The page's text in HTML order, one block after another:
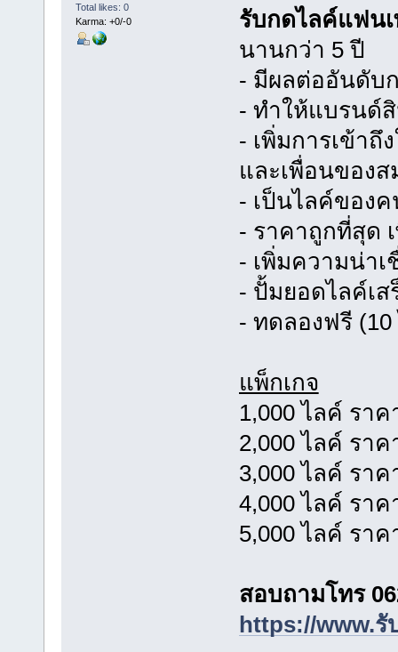
Total likes: 0
Karma: +0/-0
รับกดไลค์แฟน
นานกว่า 5 ปี
- มีผลต่ออันดับ
- ทำให้แบรนด์
- เพิ่มการเข้าถึ
และเพื่อนของ
- เป็นไลค์ของ
- ราคาถูกที่สุด
- เพิ่มความน่า
- ปั้มยอดไลค์เส
- ทดลองฟรี (10
แพ็กเกจ
1,000 ไลค์ รา
2,000 ไลค์ รา
3,000 ไลค์ รา
4,000 ไลค์ รา
5,000 ไลค์ รา
สอบถามโทร
https://www.รั